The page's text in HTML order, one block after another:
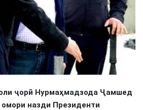
ҷорӣ Нурмаҳмадзода Ҷамшед
назди Президенти